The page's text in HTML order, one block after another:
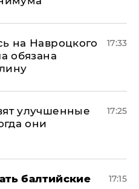
на Навроцкого
обязана
17:33
улучшенные
они
17:25
балтийские
17:15